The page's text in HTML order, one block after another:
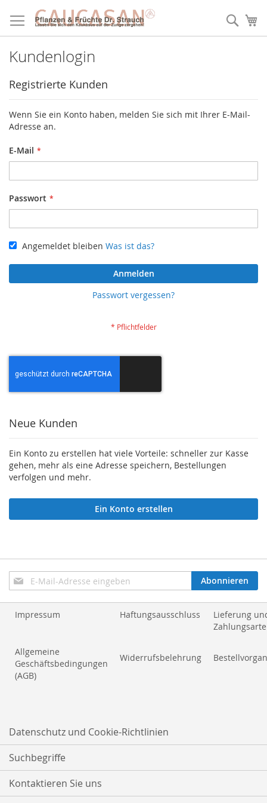
zum
Inhalt
Kundenlogin
Registrierte Kunden
Wenn Sie ein Konto haben, melden Sie sich mit Ihrer E-Mail-
Adresse an.
E-Mail
Passwort
Angemeldet bleiben Was ist das?
Anmelden
Passwort vergessen?
Neue Kunden
Ein Konto zu erstellen hat viele Vorteile: schneller zur Kasse
gehen, mehr als eine Adresse speichern, Bestellungen
verfolgen und mehr.
Ein Konto erstellen
Anmeldung
zum
Newsletter:
Abonnieren
Impressum Haftungsausschluss
Lieferung
Allgemeine
Geschäftsbedingungen
(AGB)
Widerrufsbelehrung
Datenschutz und Cookie-Richtlinien
Suchbegriffe
Kontaktieren Sie uns